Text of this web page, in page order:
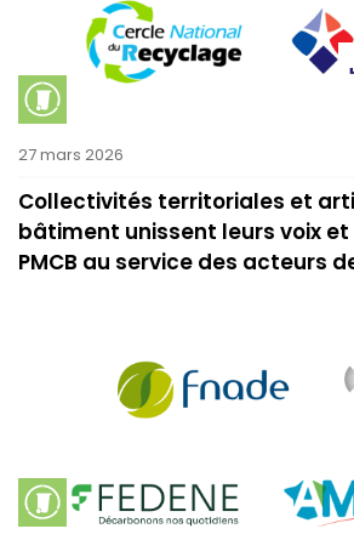
27 mars 2026
Collectivités territoriales et
bâtiment unissent leurs voix et
PMCB au service des acteurs